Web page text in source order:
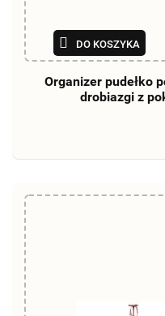
DO KOSZYKA
Organizer pudełko
drobiazgi z